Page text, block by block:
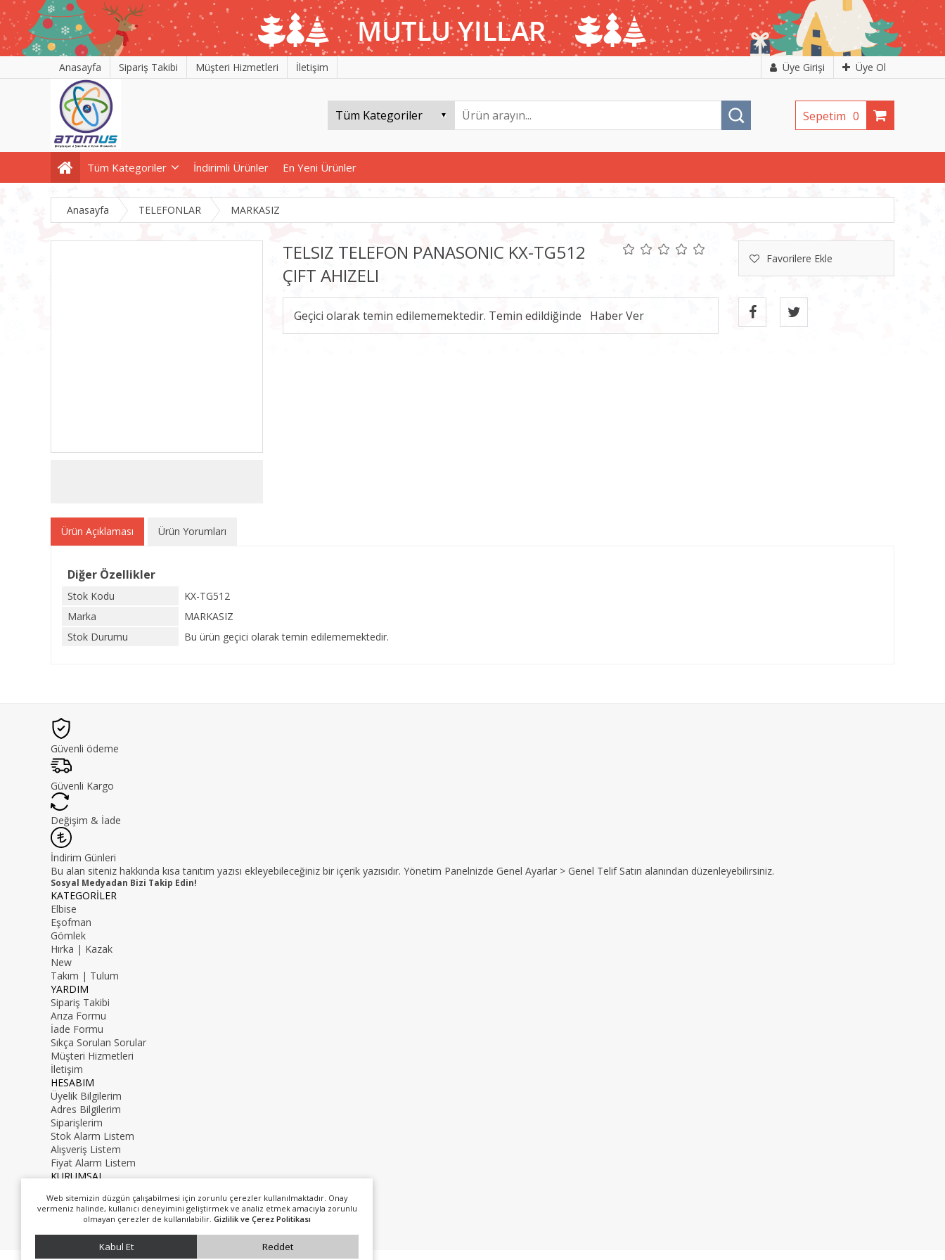
Anasayfa Sipariş Takibi Müşteri Hizmetleri İletişim Üye Girişi Üye Ol
Sepetim 0
Tüm Kategoriler İndirimli Ürünler En Yeni Ürünler
Web sitemizin düzgün çalışabilmesi için zorunlu çerezler kullanılmaktadır. Onay
vermeniz halinde, kullanıcı deneyimini geliştirmek ve analiz etmek amacıyla zorunlu
olmayan çerezler de kullanılabilir. Gizlilik ve Çerez Politikası
Kabul Et Reddet
Anasayfa TELEFONLAR MARKASIZ
TELSIZ TELEFON PANASONIC KX-TG512
ÇIFT AHIZELI
Favorilere Ekle
Geçici olarak temin edilememektedir. Temin edildiğinde
Ürün Açıklaması Ürün Yorumları
Diğer Özellikler
Stok Kodu
KX-TG512
Marka
MARKASIZ
Stok Durumu
Bu ürün geçici olarak temin edilememektedir.
Güvenli ödeme
Güvenli Kargo
Değişim & İade
İndirim Günleri
Bu alan siteniz hakkında kısa tanıtım yazısı ekleyebileceğiniz bir içerik yazısıdır. Yönetim Panelnizde Genel Ayarlar > Genel Telif Satırı alanından düzenleyebilirsiniz.
Sosyal Medyadan Bizi Takip Edin!
KATEGORİLER
Elbise
Eşofman
Gömlek
Hırka | Kazak
New
Takım | Tulum
YARDIM
Sipariş Takibi
Arıza Formu
İade Formu
Sıkça Sorulan Sorular
Müşteri Hizmetleri
İletişim
HESABIM
Üyelik Bilgilerim
Adres Bilgilerim
Siparişlerim
Stok Alarm Listem
Alışveriş Listem
Fiyat Alarm Listem
KURUMSAL
Hakkımızda
0216 000 00 00